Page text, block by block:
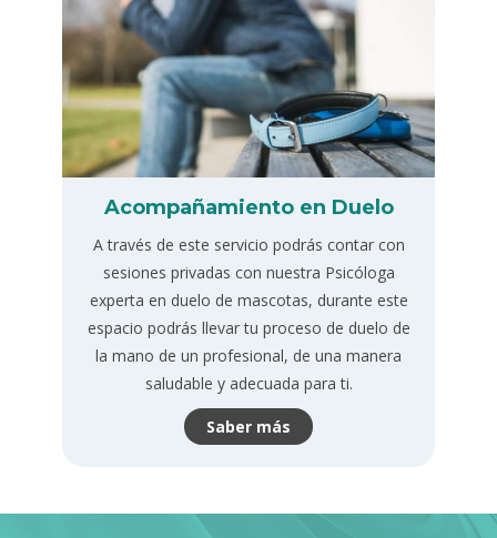
Acompañamiento en Duelo
A través de este servicio podrás contar con
sesiones privadas con nuestra Psicóloga
experta en duelo de mascotas, durante este
espacio podrás llevar tu proceso de duelo de
la mano de un profesional, de una manera
saludable y adecuada para ti.
Saber más